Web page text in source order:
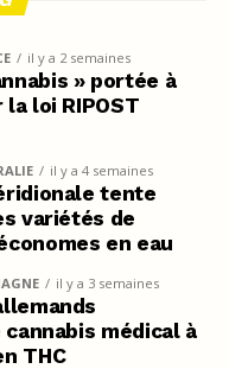
il y a 2 semaines
» portée à
loi RIPOST
il y a 4 semaines
tente
variétés de
en eau
il y a 3 semaines
médical à
THC